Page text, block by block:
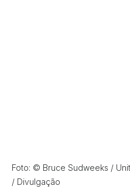
Foto: © Bruce Sudweeks /
/ Divulgação